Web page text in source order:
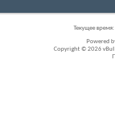
Текущее время:
Powered
Copyright © 2026